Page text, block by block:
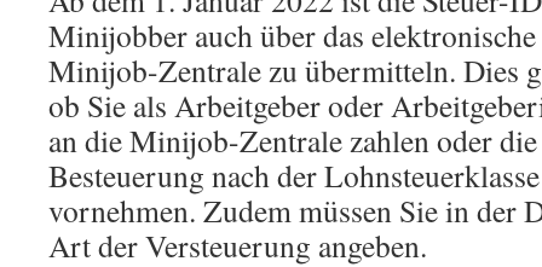
Minijobber auch über das
Minijob-Zentrale zu übermitteln. Dies
ob Sie als Arbeitgeber oder
an die Minijob-Zentrale zahlen oder
Besteuerung nach der
vornehmen. Zudem müssen Sie in der
Art der Versteuerung angeben.